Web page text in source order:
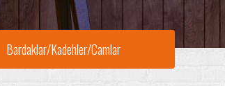
Bardaklar/Kadehler/Camlar